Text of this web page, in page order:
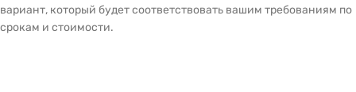
вариант, который будет соответствовать вашим требованиям по
срокам и стоимости.